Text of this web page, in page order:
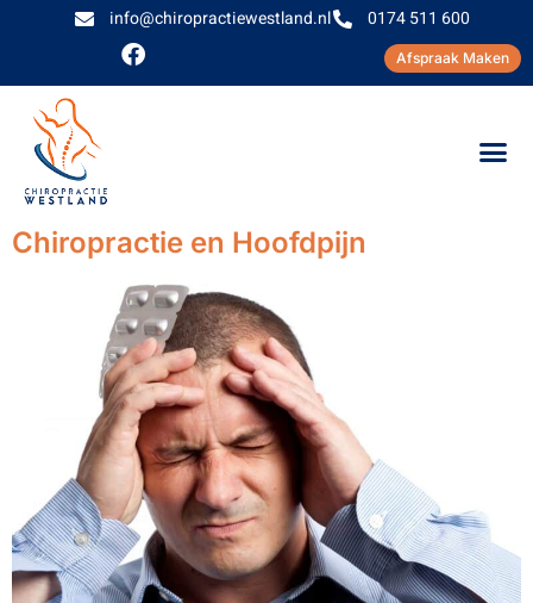
info@chiropractiewestland.nl 0174 511 600
Afspraak Maken
Chiropractie en Hoofdpijn